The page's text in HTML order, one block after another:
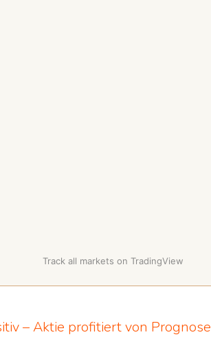
Track all markets on TradingView
– Aktie profitiert von Prognose